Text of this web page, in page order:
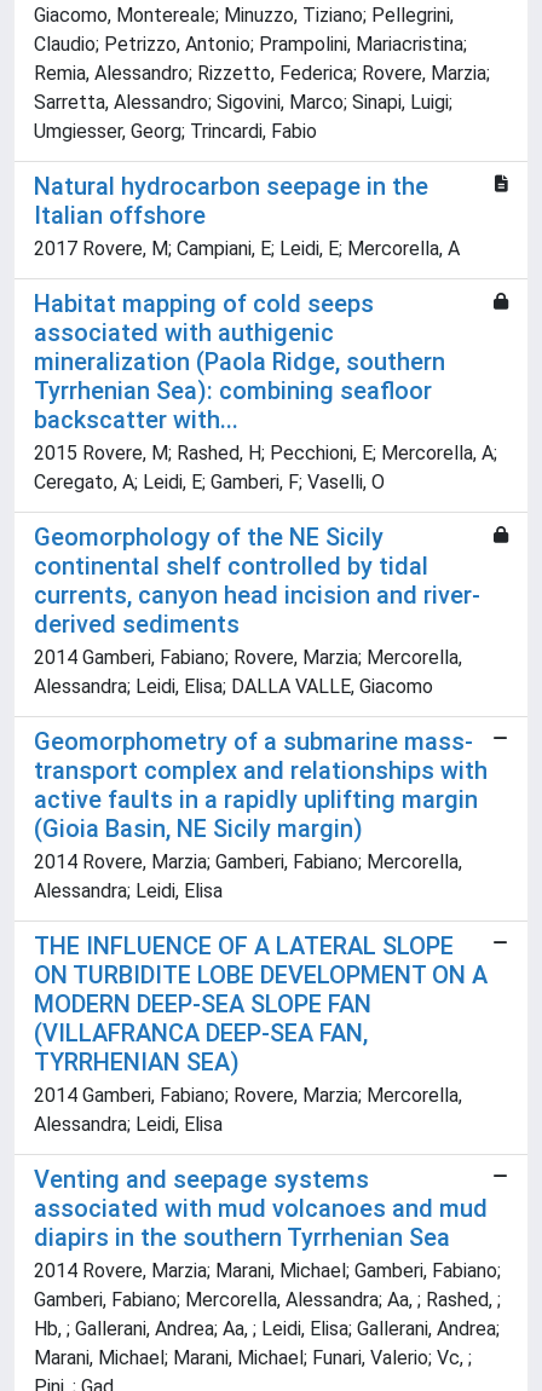
Giacomo, Montereale; Minuzzo, Tiziano; Pellegrini,
Claudio; Petrizzo, Antonio; Prampolini, Mariacristina;
Remia, Alessandro; Rizzetto, Federica; Rovere, Marzia;
Sarretta, Alessandro; Sigovini, Marco; Sinapi, Luigi;
Umgiesser, Georg; Trincardi, Fabio
Natural hydrocarbon seepage in the
Italian offshore
2017 Rovere, M; Campiani, E; Leidi, E; Mercorella, A
Habitat mapping of cold seeps
associated with authigenic
mineralization (Paola Ridge, southern
Tyrrhenian Sea): combining seafloor
backscatter with...
2015 Rovere, M; Rashed, H; Pecchioni, E; Mercorella, A;
Ceregato, A; Leidi, E; Gamberi, F; Vaselli, O
Geomorphology of the NE Sicily
continental shelf controlled by tidal
currents, canyon head incision and river-
derived sediments
2014 Gamberi, Fabiano; Rovere, Marzia; Mercorella,
Alessandra; Leidi, Elisa; DALLA VALLE, Giacomo
Geomorphometry of a submarine mass-
transport complex and relationships with
active faults in a rapidly uplifting margin
(Gioia Basin, NE Sicily margin)
2014 Rovere, Marzia; Gamberi, Fabiano; Mercorella,
Alessandra; Leidi, Elisa
THE INFLUENCE OF A LATERAL SLOPE
ON TURBIDITE LOBE DEVELOPMENT ON A
MODERN DEEP-SEA SLOPE FAN
(VILLAFRANCA DEEP-SEA FAN,
TYRRHENIAN SEA)
2014 Gamberi, Fabiano; Rovere, Marzia; Mercorella,
Alessandra; Leidi, Elisa
Venting and seepage systems
associated with mud volcanoes and mud
diapirs in the southern Tyrrhenian Sea
2014 Rovere, Marzia; Marani, Michael; Gamberi, Fabiano;
Gamberi, Fabiano; Mercorella, Alessandra; Aa, ; Rashed, ;
Hb, ; Gallerani, Andrea; Aa, ; Leidi, Elisa; Gallerani, Andrea;
Marani, Michael; Marani, Michael; Funari, Valerio; Vc, ;